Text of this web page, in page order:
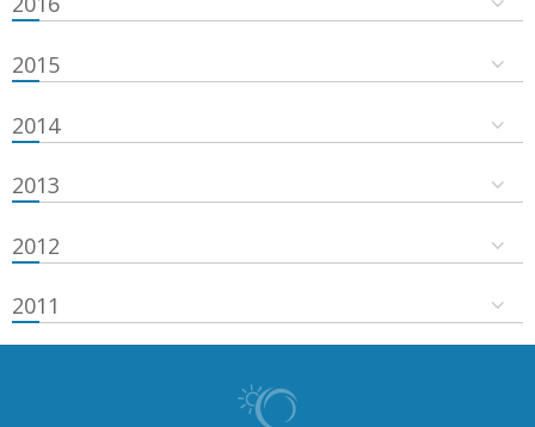
2015
2014
2013
2012
2011